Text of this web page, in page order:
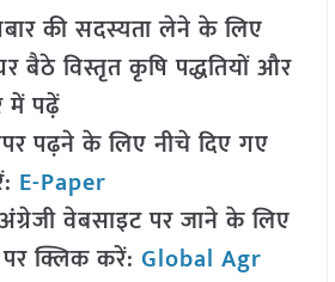
की सदस्यता लेने के लिए
बैठे विस्तृत कृषि पद्धतियों और
में पढ़ें
पढ़ने के लिए नीचे दिए गए
E-Paper
वेबसाइट पर जाने के लिए
क्लिक करें: Global Agr